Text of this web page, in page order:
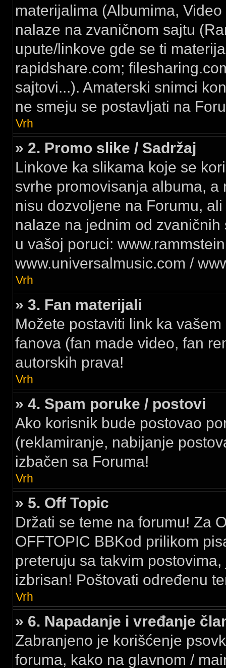
materijalima (Albumima,
nalaze na zvaničnom sajtu
upute/linkove gde se ti
rapidshare.com;
sajtovi...). Amaterski snimci
ne smeju se postavljati na
Vrh
» 2. Promo slike / Sadržaj
Linkove ka slikama koje se
svrhe promovisanja albuma,
nisu dozvoljene na Forumu,
nalaze na jednim od
u vašoj poruci:
www.universalmusic.com /
Vrh
» 3. Fan materijali
Možete postaviti link ka
fanova (fan made video, fan
autorskih prava!
Vrh
» 4. Spam poruke / postovi
Ako korisnik bude postovao
(reklamiranje, nabijanje
izbačen sa Foruma!
Vrh
» 5. Off Topic
Držati se teme na forumu! Za
OFFTOPIC BBKod prilikom
preteruju sa takvim
izbrisan! Poštovati određenu
Vrh
» 6. Napadanje i vređanje
Zabranjeno je korišćenje
foruma, kako na glavnom /